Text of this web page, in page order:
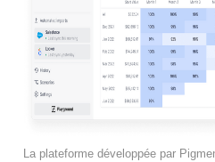
La plateforme développée par